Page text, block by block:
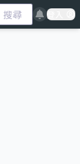
搜尋 登入